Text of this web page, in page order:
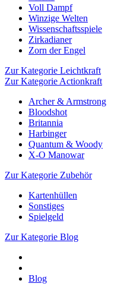
Voll Dampf
Winzige Welten
Wissenschaftsspiele
Zirkadianer
Zorn der Engel
Zur Kategorie Leichtkraft
Zur Kategorie Actionkraft
Archer & Armstrong
Bloodshot
Britannia
Harbinger
Quantum & Woody
X-O Manowar
Zur Kategorie Zubehör
Kartenhüllen
Sonstiges
Spielgeld
Zur Kategorie Blog
Blog